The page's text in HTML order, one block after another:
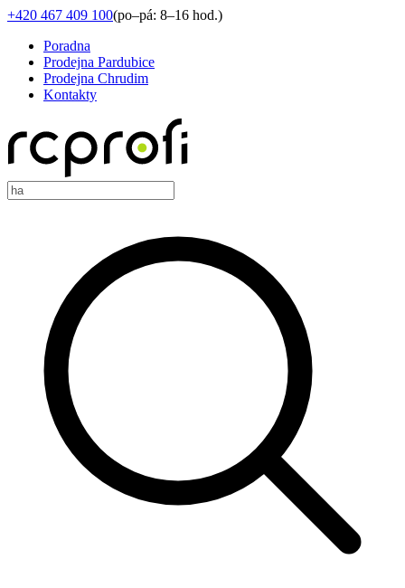
+420 467 409 100(po–pá: 8–16 hod.)
Poradna
Prodejna Pardubice
Prodejna Chrudim
Kontakty